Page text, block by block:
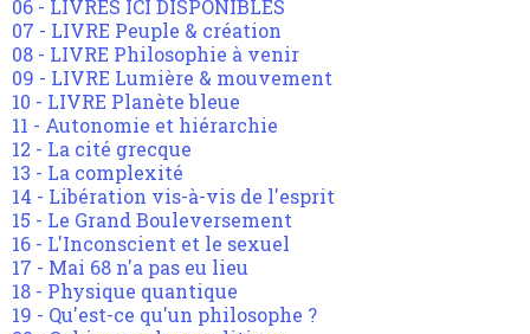
06 - LIVRES ICI DISPONIBLES
07 - LIVRE Peuple & création
08 - LIVRE Philosophie à venir
09 - LIVRE Lumière & mouvement
10 - LIVRE Planète bleue
11 - Autonomie et hiérarchie
12 - La cité grecque
13 - La complexité
14 - Libération vis-à-vis de l'esprit
15 - Le Grand Bouleversement
16 - L'Inconscient et le sexuel
17 - Mai 68 n'a pas eu lieu
18 - Physique quantique
19 - Qu'est-ce qu'un philosophe ?